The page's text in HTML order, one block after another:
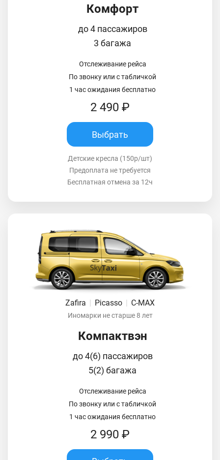
Комфорт
до 4 пассажиров
3 багажа
Отслеживание рейса
По звонку или с табличкой
1 час ожидания бесплатно
2 490 ₽
Выбрать
Детские кресла (150р/шт)
Предоплата не требуется
Бесплатная отмена за 12ч
Zafira | Picasso | C-MAX
Иномарки не старше 8 лет
Компактвэн
до 4(6) пассажиров
5(2) багажа
Отслеживание рейса
По звонку или с табличкой
1 час ожидания бесплатно
2 990 ₽